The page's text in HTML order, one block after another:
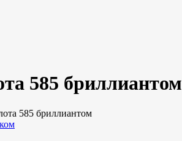
585 бриллиантом
585 бриллиантом